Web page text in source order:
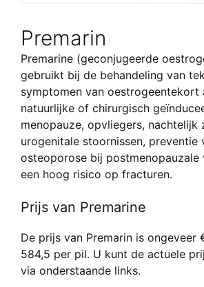
Premarin
Premarine (geconjugeerde
gebruikt bij de behandeling van
symptomen van oestrogeentekort
natuurlijke of chirurgisch
menopauze, opvliegers, nachtelijk
urogenitale stoornissen, preventie
osteoporose bij postmenopauzale
een hoog risico op fracturen.
Prijs van Premarine
De prijs van Premarin is ongeveer
584,5 per pil. U kunt de actuele
via onderstaande links.